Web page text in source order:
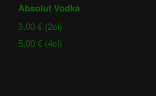
Absolut Vodka
3,00 € (2cl)
5,00 € (4cl)